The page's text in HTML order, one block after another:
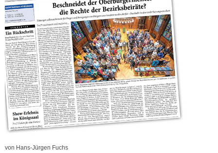
von Hans-Jürgen Fuchs